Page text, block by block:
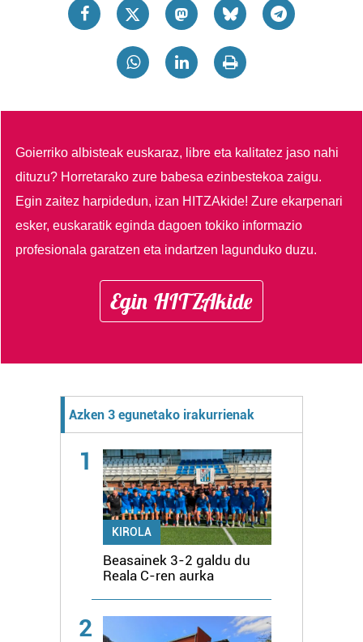
Goierriko albisteak euskaraz, libre eta kalitatez jaso nahi
dituzu? Horretarako zure babesa ezinbestekoa zaigu.
Egin zaitez harpidedun, izan HITZAkide!Zure ekarpenari
esker, euskaratik eginda dagoen tokiko informazio
profesionala garatzen eta indartzen lagunduko duzu.
Egin HITZAkide
Azken 3 egunetako irakurrienak
1
KIROLA
Beasainek 3-2 galdu du
Reala C-ren aurka
2